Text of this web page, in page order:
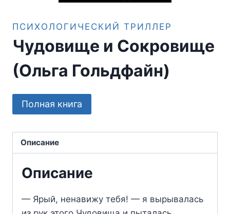
ПСИХОЛОГИЧЕСКИЙ ТРИЛЛЕР
Чудовище и Сокровище
(Ольга Гольдфайн)
Полная книга
Описание
Описание
— Ярый, ненавижу тебя! — я вырывалась